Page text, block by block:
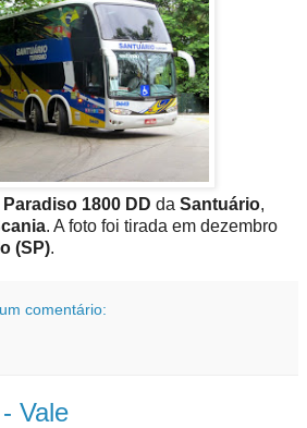
Paradiso 1800 DD da Santuário,
. A foto foi tirada em dezembro
(SP).
comentário:
Vale